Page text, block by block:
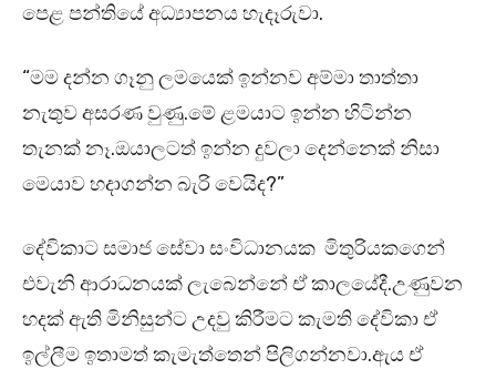
පෙළ පන්තියේ අධ්‍යාපනය හැදෑරුවා.
“මම දන්න ගෑනු ලමයෙක් ඉන්නව අම්මා තාත්තා
නැතුව අසරණ වුණු.මේ ළමයාට ඉන්න හිටින්න
තැනක් නෑ.ඔයාලටත් ඉන්න දුවලා දෙන්නෙක් නිසා
මෙයාව හදාගන්න බැරි වෙයිද?”
දේවිකාට සමාජ සේවා සංවිධානයක මිතුරියකගෙන්
එවැනි ආරාධනයක් ලැබෙන්නේ ඒ කාලයේදී.උණුවන
හදක් ඇති මිනිසුන්ට උදවු කිරීමට කැමති දේවිකා ඒ
ඉල්ලීම ඉතාමත් කැමැත්තෙන් පිලිගන්නවා.ඇය ඒ